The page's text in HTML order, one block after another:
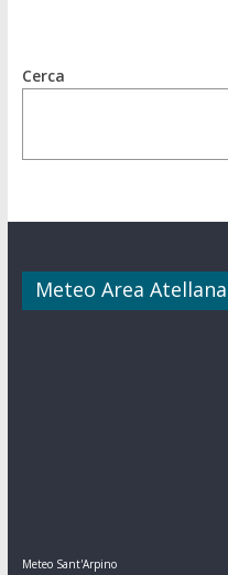
Cerca
Meteo Area Atellana
Meteo Sant'Arpino